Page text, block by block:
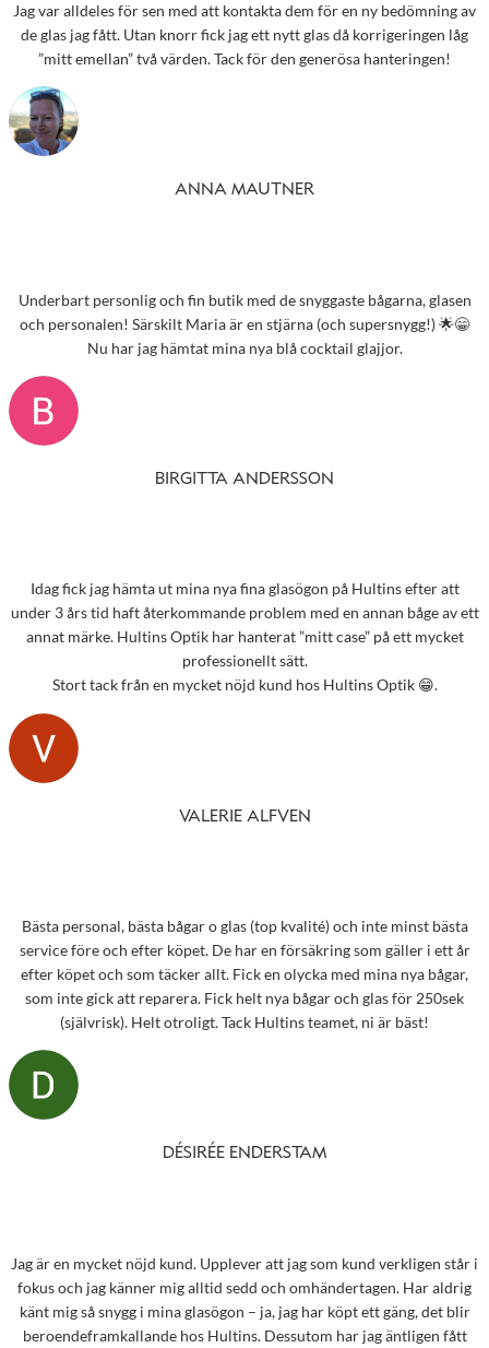
Jag var alldeles för sen med att kontakta dem för en ny bedömning av
de glas jag fått. Utan knorr fick jag ett nytt glas då korrigeringen låg
”mitt emellan” två värden. Tack för den generösa hanteringen!
ANNA MAUTNER
Underbart personlig och fin butik med de snyggaste bågarna, glasen
och personalen! Särskilt Maria är en stjärna (och supersnygg!) 🌟😁
Nu har jag hämtat mina nya blå cocktail glajjor.
BIRGITTA ANDERSSON
Idag fick jag hämta ut mina nya fina glasögon på Hultins efter att
under 3 års tid haft återkommande problem med en annan båge av ett
annat märke. Hultins Optik har hanterat ”mitt case” på ett mycket
professionellt sätt.
Stort tack från en mycket nöjd kund hos Hultins Optik 😁.
VALERIE ALFVEN
Bästa personal, bästa bågar o glas (top kvalité) och inte minst bästa
service före och efter köpet. De har en försäkring som gäller i ett år
efter köpet och som täcker allt. Fick en olycka med mina nya bågar,
som inte gick att reparera. Fick helt nya bågar och glas för 250sek
(självrisk). Helt otroligt. Tack Hultins teamet, ni är bäst!
DÉSIRÉE ENDERSTAM
Jag är en mycket nöjd kund. Upplever att jag som kund verkligen står i
fokus och jag känner mig alltid sedd och omhändertagen. Har aldrig
känt mig så snygg i mina glasögon – ja, jag har köpt ett gäng, det blir
beroendeframkallande hos Hultins. Dessutom har jag äntligen fått